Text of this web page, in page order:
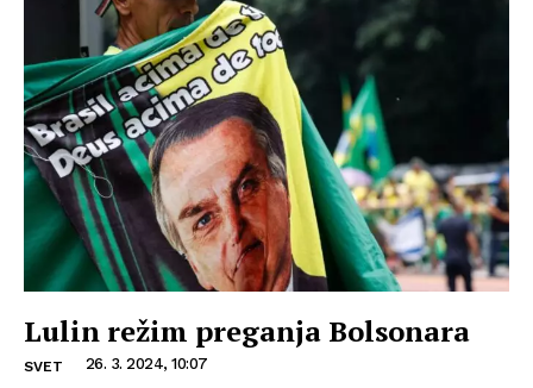
Lulin režim preganja Bolsonara
SVET 26. 3. 2024, 10:07